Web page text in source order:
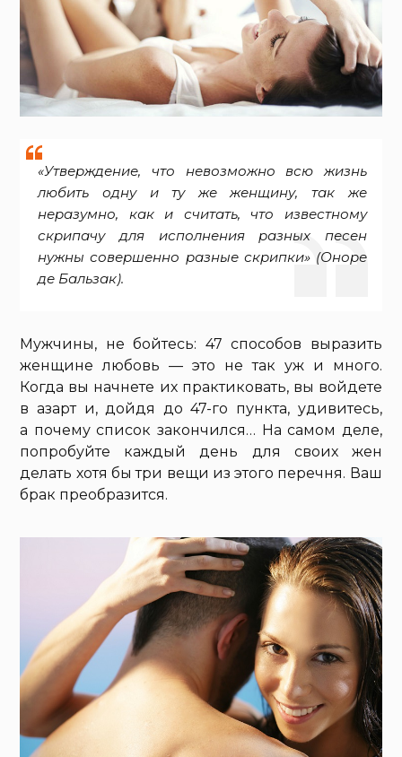
«Утверждение, что невозможно всю жизнь
любить одну и ту же женщину, так же
неразумно, как и считать, что известному
скрипачу для исполнения разных песен
нужны совершенно разные скрипки» (Оноре
де Бальзак).
Мужчины, не бойтесь: 47 способов выразить
женщине любовь — это не так уж и много.
Когда вы начнете их практиковать, вы войдете
в азарт и, дойдя до 47-го пункта, удивитесь,
а почему список закончился… На самом деле,
попробуйте каждый день для своих жен
делать хотя бы три вещи из этого перечня. Ваш
брак преобразится.